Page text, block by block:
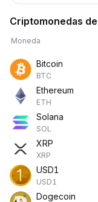
Criptomonedas
Moneda
Bitcoin
BTC
Ethereum
ETH
Solana
SOL
XRP
XRP
USD1
USD1
Dogecoin